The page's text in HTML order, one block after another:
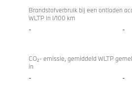
Brandstofverbruik bij een ontladen
WLTP in l/100 km
- -
CO₂- emissie, gemiddeld WLTP
in
- -